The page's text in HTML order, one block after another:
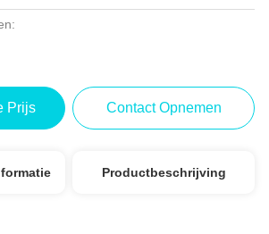
Prijs Contact Opnemen
Productbeschrijving